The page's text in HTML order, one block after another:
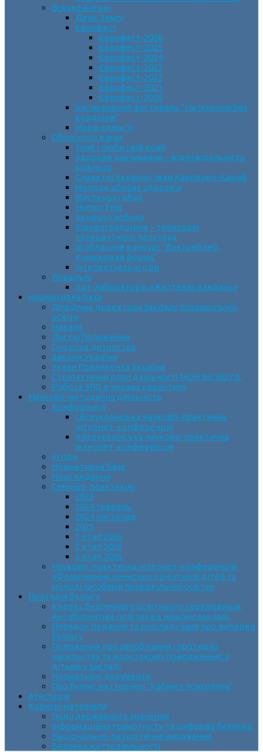
Всеукраїнські
День Землі
Єврофест
Єврофест-2026
Єврофест-2025
Єврофест-2024
Єврофест-2023
Єврофест-2022
Єврофест-2021
Єврофест-2020
Інклюзивний фестиваль “Натхнення без
кордонів”
Марш єдності
Обласного рівня
Знай і люби свій край
Здорове харчування – відповідальність
кожного
Славетні Українці. Іван Карпенко-Карий
Молодь обирає здоров’я
Мистецькі обрії
Humor Fest
За нашу свободу
Кіровоградщина – територія
толерантного простору
ІII обласний конкурс “Буктрейлер.
Книжковий форум”
Інтелектуальні ігри
Локальні
Арт-лабораторія «Життєвих завдань»
Нормативна база
Довідник директора закладу позашкільної
освіти
Накази
Листи/Положення
Охорона дитинства
Закони України
Укази Президента України
Стратегічний план діяльності МОН до 2027 р.
Робота ЗПО в умовах карантину
Науково-методична діяльність
Конференції
І Всеукраїнська науково-практична
інтернет-конференція
ІІ Всеукраїнська науково-практична
інтернет-конференція
Угоди
Нормативна база
Наші видання
Семінар-практикум
2023
2024 травень
2024 листопад
2025
1 етап 2026
2 етап 2026
3 етап 2026
Науково-практична інтернет-конференція
«Формування ціннісних орієнтирів дітей та
молоді засобами позашкільної освіти»
Протидія булінгу
Кодекс безпечного освітнього середовища.
Антибулінгова політика в нашому закладі
Порядок подання та розгляду заяв про випадки
булінгу
Положення про запобігання і протидію
насильству та жорстокому поводженню з
дітьми у закладі
Нормативні документи
Про булінг на сторінці “Кабінет психолога”
Атестація
Корисні матеріали
Події державного значення
Інформаційна грамотність та цифрова безпека
Національно-патріотичне виховання
Безпека життєдіяльності